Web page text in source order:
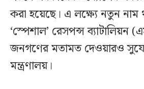
করা হয়েছে। এ লক্ষ্যে নতুন নাম
‘স্পেশাল’ রেসপন্স ব্যাটালিয়ন
জনগণের মতামত দেওয়ারও
মন্ত্রণালয়।